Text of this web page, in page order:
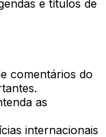
e títulos de
comentários do
as
internacionais